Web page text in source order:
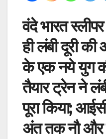
वंदे भारत
ही लंबी दूरी की
के एक नये युग
तैयार ट्रेन ने
पूरा किया;
अंत तक नौ और